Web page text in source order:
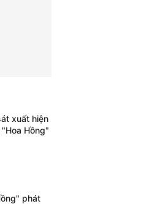
xuất hiện
Hồng"
phát